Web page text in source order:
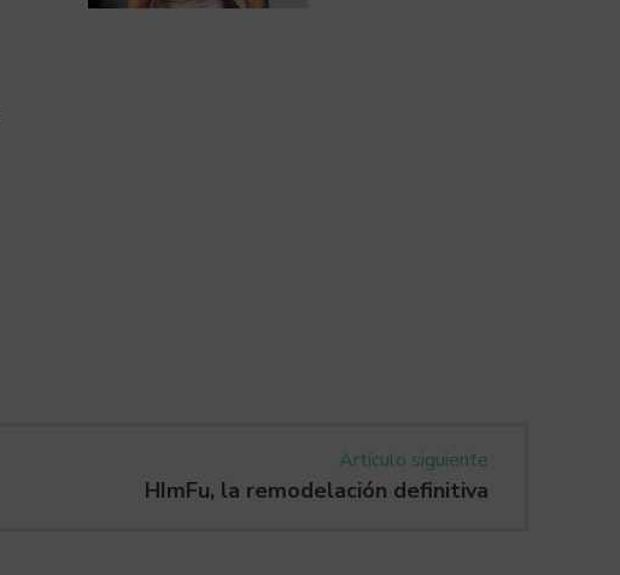
Artículo siguiente
HImFu, la remodelación definitiva